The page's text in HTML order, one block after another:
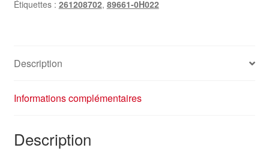
Étiquettes : 261208702, 89661-0H022
Description
Informations complémentaires
Description